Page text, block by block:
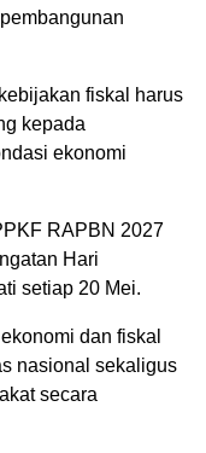
fiskal harus
kepada
ekonomi
RAPBN 2027
Hari
setiap 20 Mei.
dan fiskal
nasional sekaligus
secara